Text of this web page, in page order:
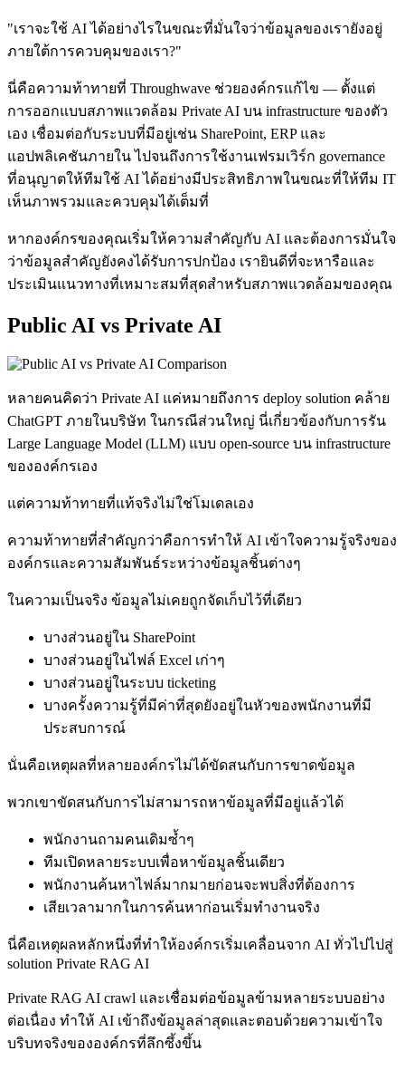
"เราจะใช้ AI ได้อย่างไรในขณะที่มั่นใจว่าข้อมูลของเรายังอยู่
ภายใต้การควบคุมของเรา?"
นี่คือความท้าทายที่ Throughwave ช่วยองค์กรแก้ไข — ตั้งแต่
การออกแบบสภาพแวดล้อม Private AI บน infrastructure ของตัว
เอง เชื่อมต่อกับระบบที่มีอยู่เช่น SharePoint, ERP และ
แอปพลิเคชันภายใน ไปจนถึงการใช้งานเฟรมเวิร์ก governance
ที่อนุญาตให้ทีมใช้ AI ได้อย่างมีประสิทธิภาพในขณะที่ให้ทีม IT
เห็นภาพรวมและควบคุมได้เต็มที่
หากองค์กรของคุณเริ่มให้ความสำคัญกับ AI และต้องการมั่นใจ
ว่าข้อมูลสำคัญยังคงได้รับการปกป้อง เรายินดีที่จะหารือและ
ประเมินแนวทางที่เหมาะสมที่สุดสำหรับสภาพแวดล้อมของคุณ
Public AI vs Private AI
หลายคนคิดว่า Private AI แค่หมายถึงการ deploy solution คล้าย
ChatGPT ภายในบริษัท ในกรณีส่วนใหญ่ นี่เกี่ยวข้องกับการรัน
Large Language Model (LLM) แบบ open-source บน infrastructure
ขององค์กรเอง
แต่ความท้าทายที่แท้จริงไม่ใช่โมเดลเอง
ความท้าทายที่สำคัญกว่าคือการทำให้ AI เข้าใจความรู้จริงของ
องค์กรและความสัมพันธ์ระหว่างข้อมูลชิ้นต่างๆ
ในความเป็นจริง ข้อมูลไม่เคยถูกจัดเก็บไว้ที่เดียว
บางส่วนอยู่ใน SharePoint
บางส่วนอยู่ในไฟล์ Excel เก่าๆ
บางส่วนอยู่ในระบบ ticketing
บางครั้งความรู้ที่มีค่าที่สุดยังอยู่ในหัวของพนักงานที่มี
ประสบการณ์
นั่นคือเหตุผลที่หลายองค์กรไม่ได้ขัดสนกับการขาดข้อมูล
พวกเขาขัดสนกับการไม่สามารถหาข้อมูลที่มีอยู่แล้วได้
พนักงานถามคนเดิมซ้ำๆ
ทีมเปิดหลายระบบเพื่อหาข้อมูลชิ้นเดียว
พนักงานค้นหาไฟล์มากมายก่อนจะพบสิ่งที่ต้องการ
เสียเวลามากในการค้นหาก่อนเริ่มทำงานจริง
นี่คือเหตุผลหลักหนึ่งที่ทำให้องค์กรเริ่มเคลื่อนจาก AI ทั่วไปไปสู่
solution Private RAG AI
Private RAG AI crawl และเชื่อมต่อข้อมูลข้ามหลายระบบอย่าง
ต่อเนื่อง ทำให้ AI เข้าถึงข้อมูลล่าสุดและตอบด้วยความเข้าใจ
บริบทจริงขององค์กรที่ลึกซึ้งขึ้น